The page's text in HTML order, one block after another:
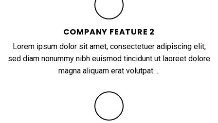
COMPANY FEATURE 2
Lorem ipsum dolor sit amet, consectetuer adipiscing elit,
sed diam nonummy nibh euismod tincidunt ut laoreet dolore
magna aliquam erat volutpat….